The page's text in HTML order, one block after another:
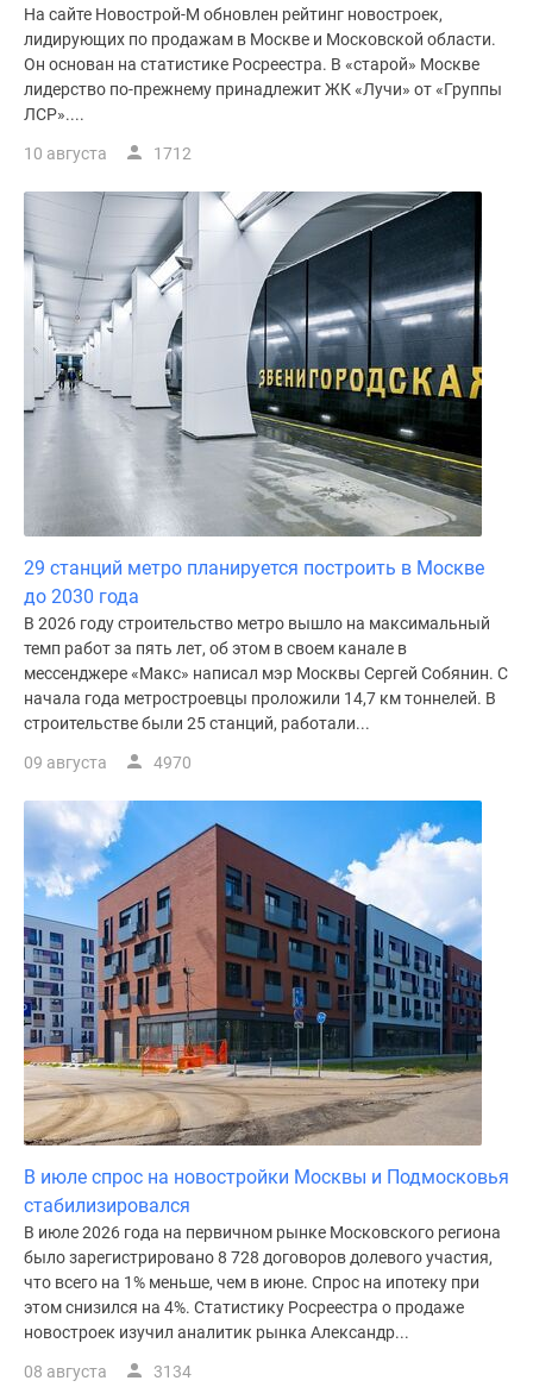
На сайте Новострой-М обновлен рейтинг новостроек,
лидирующих по продажам в Москве и Московской области.
Он основан на статистике Росреестра. В «старой» Москве
лидерство по-прежнему принадлежит ЖК «Лучи» от «Группы
ЛСР»....
10 августа 1712
29 станций метро планируется построить в Москве
до 2030 года
В 2026 году строительство метро вышло на максимальный
темп работ за пять лет, об этом в своем канале в
мессенджере «Макс» написал мэр Москвы Сергей Собянин. С
начала года метростроевцы проложили 14,7 км тоннелей. В
строительстве были 25 станций, работали...
09 августа 4970
В июле спрос на новостройки Москвы и Подмосковья
стабилизировался
В июле 2026 года на первичном рынке Московского региона
было зарегистрировано 8 728 договоров долевого участия,
что всего на 1% меньше, чем в июне. Спрос на ипотеку при
этом снизился на 4%. Статистику Росреестра о продаже
новостроек изучил аналитик рынка Александр...
08 августа 3134